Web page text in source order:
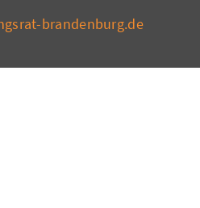
brandenburg.de